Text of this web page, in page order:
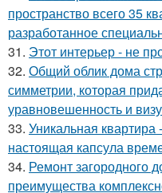
пространство всего 35
разработанное
31. Этот интерьер - не
32. Общий облик дома
симметрии, которая
уравновешенность и
33. Уникальная
настоящая капсула
34. Ремонт загородного
преимущества